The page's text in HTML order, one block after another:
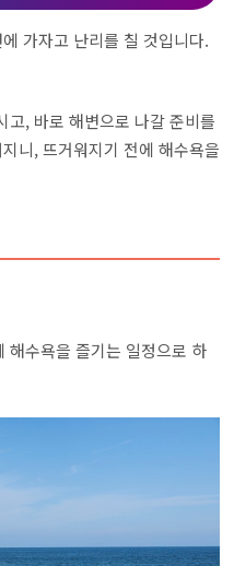
가자고 난리를 칠 것입니다.
고, 바로 해변으로 나갈 준비를
니, 뜨거워지기 전에 해수욕을
해수욕을 즐기는 일정으로 하